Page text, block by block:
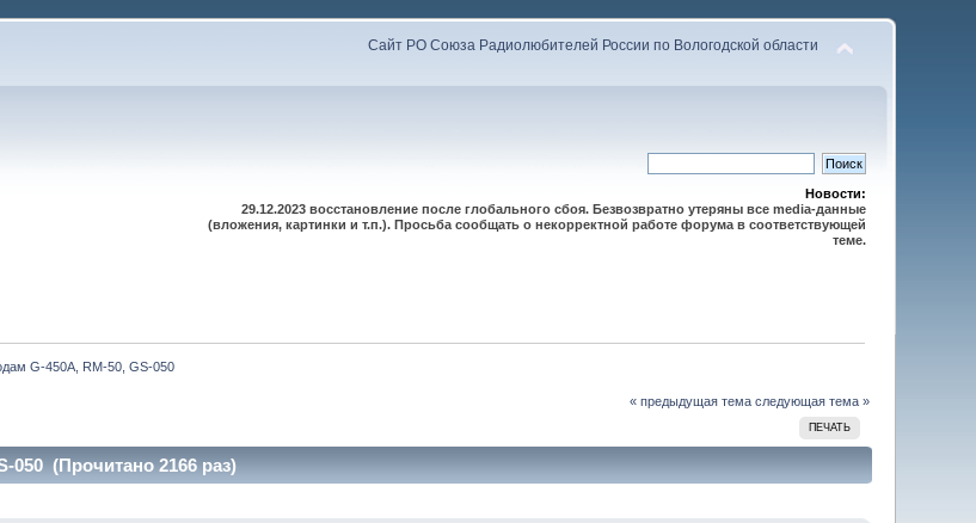
Сайт РО Союза Радиолюбителей России по Вологодской области
Новости:
29.12.2023 восстановление после глобального сбоя. Безвозвратно утеряны все media-данные
(вложения, картинки и т.п.). Просьба сообщать о некорректной работе форума в соответствующей
теме.
G-450A, RM-50, GS-050
« предыдущая тема следующая тема »
ПЕЧАТЬ
050 (Прочитано 2166 раз)